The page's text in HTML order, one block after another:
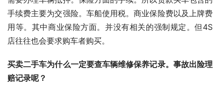
手续费主要为交强险。车船使用税。商业保险费以及上牌费
用等。其中商业保险方面。并没有相关的强制规定。但4S
店往往也会要求购车者购买。
买卖二手车为什么一定要查车辆维修保养记录。事故出险理
赔记录呢？